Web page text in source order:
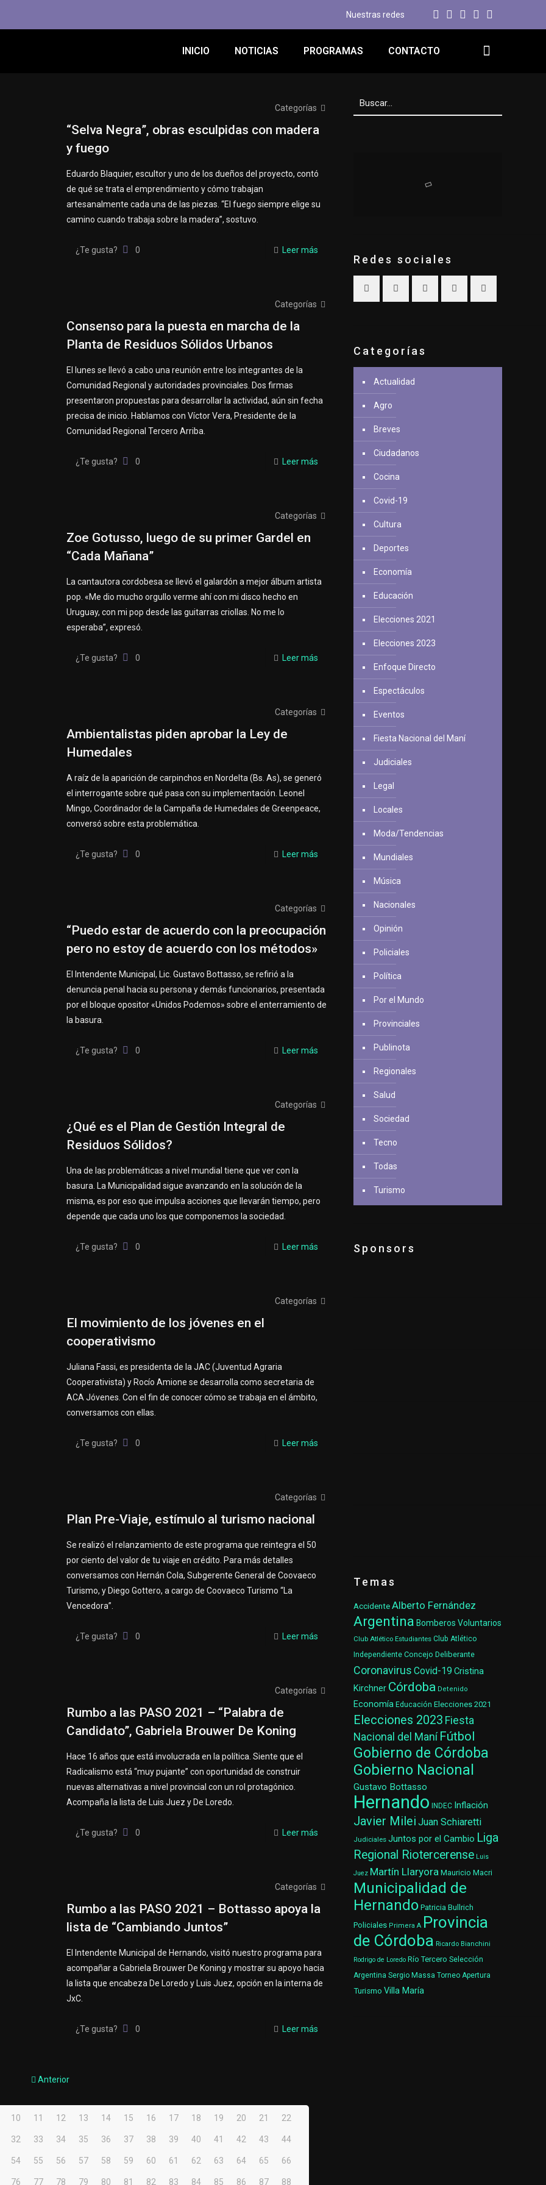
Nuestras redes
INICIO NOTICIAS PROGRAMAS CONTACTO
Categorías
“Selva Negra”, obras esculpidas con madera
y fuego
Eduardo Blaquier, escultor y uno de los dueños del proyecto, contó
de qué se trata el emprendimiento y cómo trabajan
artesanalmente cada una de las piezas. “El fuego siempre elige su
camino cuando trabaja sobre la madera”, sostuvo.
¿Te gusta? 0 Leer más
Categorías
Consenso para la puesta en marcha de la
Planta de Residuos Sólidos Urbanos
El lunes se llevó a cabo una reunión entre los integrantes de la
Comunidad Regional y autoridades provinciales. Dos firmas
presentaron propuestas para desarrollar la actividad, aún sin fecha
precisa de inicio. Hablamos con Víctor Vera, Presidente de la
Comunidad Regional Tercero Arriba.
¿Te gusta? 0 Leer más
Categorías
Zoe Gotusso, luego de su primer Gardel en
“Cada Mañana”
La cantautora cordobesa se llevó el galardón a mejor álbum artista
pop. «Me dio mucho orgullo verme ahí con mi disco hecho en
Uruguay, con mi pop desde las guitarras criollas. No me lo
esperaba”, expresó.
¿Te gusta? 0 Leer más
Categorías
Ambientalistas piden aprobar la Ley de
Humedales
A raíz de la aparición de carpinchos en Nordelta (Bs. As), se generó
el interrogante sobre qué pasa con su implementación. Leonel
Mingo, Coordinador de la Campaña de Humedales de Greenpeace,
conversó sobre esta problemática.
¿Te gusta? 0 Leer más
Categorías
“Puedo estar de acuerdo con la preocupación
pero no estoy de acuerdo con los métodos»
El Intendente Municipal, Lic. Gustavo Bottasso, se refirió a la
denuncia penal hacia su persona y demás funcionarios, presentada
por el bloque opositor «Unidos Podemos» sobre el enterramiento de
la basura.
¿Te gusta? 0 Leer más
Categorías
¿Qué es el Plan de Gestión Integral de
Residuos Sólidos?
Una de las problemáticas a nivel mundial tiene que ver con la
basura. La Municipalidad sigue avanzando en la solución de la
misma, es por eso que impulsa acciones que llevarán tiempo, pero
depende que cada uno los que componemos la sociedad.
¿Te gusta? 0 Leer más
Categorías
El movimiento de los jóvenes en el
cooperativismo
Juliana Fassi, es presidenta de la JAC (Juventud Agraria
Cooperativista) y Rocío Amione se desarrolla como secretaria de
ACA Jóvenes. Con el fin de conocer cómo se trabaja en el ámbito,
conversamos con ellas.
¿Te gusta? 0 Leer más
Categorías
Plan Pre-Viaje, estímulo al turismo nacional
Se realizó el relanzamiento de este programa que reintegra el 50
por ciento del valor de tu viaje en crédito. Para más detalles
conversamos con Hernán Cola, Subgerente General de Coovaeco
Turismo, y Diego Gottero, a cargo de Coovaeco Turismo “La
Vencedora”.
¿Te gusta? 0 Leer más
Categorías
Rumbo a las PASO 2021 – “Palabra de
Candidato”, Gabriela Brouwer De Koning
Hace 16 años que está involucrada en la política. Siente que el
Radicalismo está “muy pujante” con oportunidad de construir
nuevas alternativas a nivel provincial con un rol protagónico.
Acompaña la lista de Luis Juez y De Loredo.
¿Te gusta? 0 Leer más
Categorías
Rumbo a las PASO 2021 – Bottasso apoya la
lista de “Cambiando Juntos”
El Intendente Municipal de Hernando, visitó nuestro programa para
acompañar a Gabriela Brouwer De Koning y mostrar su apoyo hacia
la lista que encabeza De Loredo y Luis Juez, opción en la interna de
JxC.
¿Te gusta? 0 Leer más
Anterior
10 11 12 13 14 15 16 17 18 19 20 21 22
32 33 34 35 36 37 38 39 40 41 42 43 44
54 55 56 57 58 59 60 61 62 63 64 65 66
76 77 78 79 80 81 82 83 84 85 86 87 88
Redes sociales
Categorías
Actualidad
Agro
Breves
Ciudadanos
Cocina
Covid-19
Cultura
Deportes
Economía
Educación
Elecciones 2021
Elecciones 2023
Enfoque Directo
Espectáculos
Eventos
Fiesta Nacional del Maní
Judiciales
Legal
Locales
Moda/Tendencias
Mundiales
Música
Nacionales
Opinión
Policiales
Política
Por el Mundo
Provinciales
Publinota
Regionales
Salud
Sociedad
Tecno
Todas
Turismo
Sponsors
Temas
AccidenteAlberto Fernández
Argentina Bomberos Voluntarios
Club Atlético Estudiantes Club Atlético
Independiente Concejo Deliberante
Coronavirus Covid-19 Cristina
Kirchner Córdoba Detenido
Economía Educación Elecciones 2021
Elecciones 2023 Fiesta
Nacional del Maní Fútbol
Gobierno de Córdoba
Gobierno Nacional
Gustavo Bottasso
Hernando INDEC Inflación
Javier Milei Juan Schiaretti
Judiciales Juntos por el Cambio Liga
Regional Riotercerense Luis
Juez Martín Llaryora Mauricio Macri
Municipalidad de
Hernando Patricia Bullrich
Policiales Primera A Provincia
de Córdoba Ricardo Bianchini
Rodrigo de Loredo Río Tercero Selección
Argentina Sergio Massa Torneo Apertura
Turismo Villa María